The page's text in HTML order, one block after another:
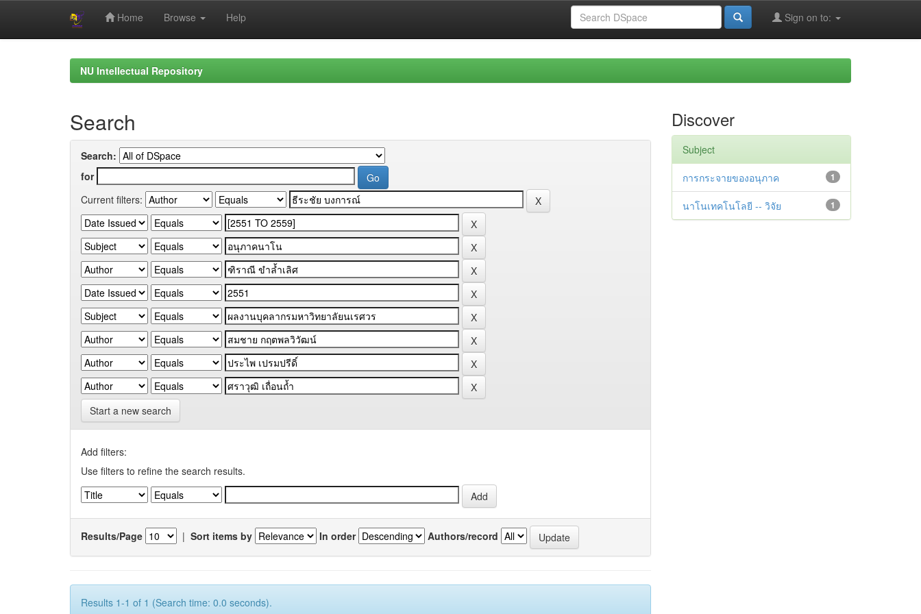
Home Browse Help Sign on to:
NU Intellectual Repository
Search
Search:
for
Current filters:
Start a new search
Add filters:
Use filters to refine the search results.
Results/Page | Sort items by In order Authors/record
Results 1-1 of 1 (Search time: 0.0 seconds).
Discover
Subject
1
การกระจายของอนุภาค
1
นาโนเทคโนโลยี -- วิจัย